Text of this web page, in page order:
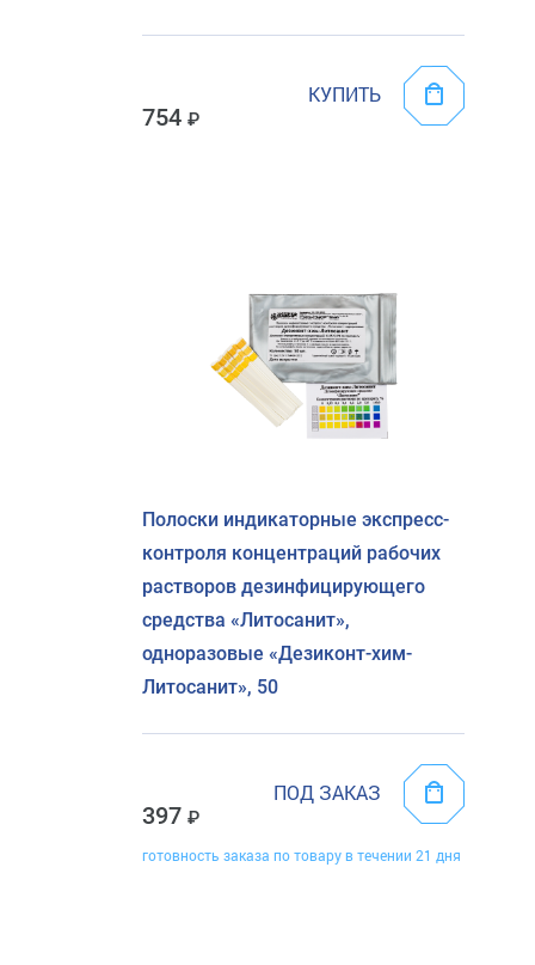
754
КУПИТЬ
Полоски индикаторные экспресс-
контроля концентраций рабочих
растворов дезинфицирующего
средства «Литосанит»,
одноразовые «Дезиконт-хим-
Литосанит», 50
397
ПОД ЗАКАЗ
готовность заказа по товару в течении 21 дня